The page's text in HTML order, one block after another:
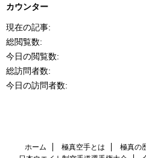
カウンター
現在の記事:
総閲覧数:
今日の閲覧数:
総訪問者数:
今日の訪問者数:
ホーム 極真空手とは 極真の